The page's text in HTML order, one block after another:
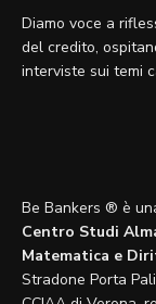
Diamo voce a
del credito,
interviste sui temi
Be Bankers ® è
Centro Studi
Matematica e
Stradone Porta